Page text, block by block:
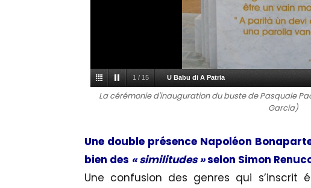
1 / 15 U Babu di A Patria
La cérémonie d'inauguration du buste de Pasquale
Garcia)
Une double présence Napoléon
bien des « similitudes »selon Simon
Une confusion des genres qui